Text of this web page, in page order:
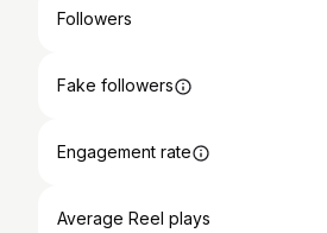
Followers
Fake followers
Engagement rate
Average Reel plays